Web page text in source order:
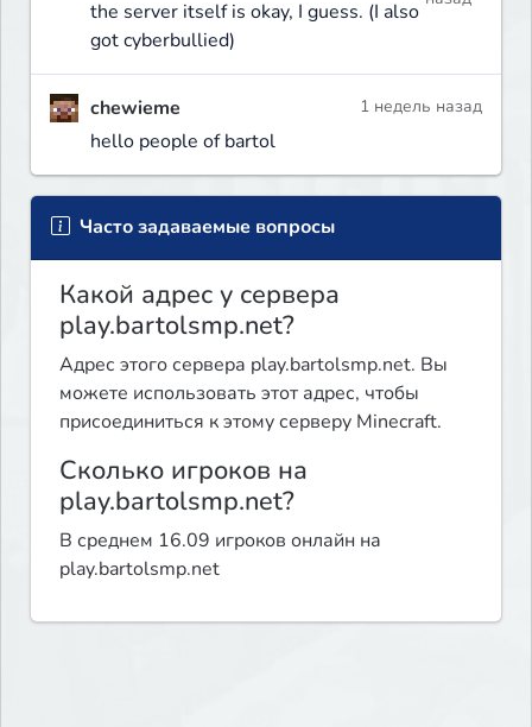
the server itself is okay, I guess. (I also
got cyberbullied)
chewieme
hello people of bartol
1 недель назад
Часто задаваемые вопросы
Какой адрес у сервера
play.bartolsmp.net?
Адрес этого сервера play.bartolsmp.net. Вы
можете использовать этот адрес, чтобы
присоединиться к этому серверу Minecraft.
Сколько игроков на
play.bartolsmp.net?
В среднем 16.09 игроков онлайн на
play.bartolsmp.net